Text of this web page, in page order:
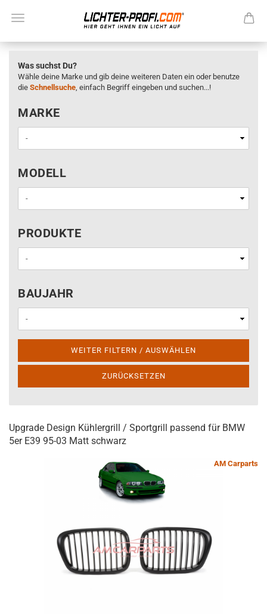
Was suchst Du?
Wähle deine Marke und gib deine weiteren Daten ein oder benutze
die Schnellsuche, einfach Begriff eingeben und suchen...!
MARKE
MARKE
MODELL
MODELL
PRODUKTE
PRODUKTE
BAUJAHR
BAUJAHR
WEITER FILTERN / AUSWÄHLEN
ZURÜCKSETZEN
Upgrade Design Kühlergrill / Sportgrill passend für BMW
5er E39 95-03 Matt schwarz
AM Carparts